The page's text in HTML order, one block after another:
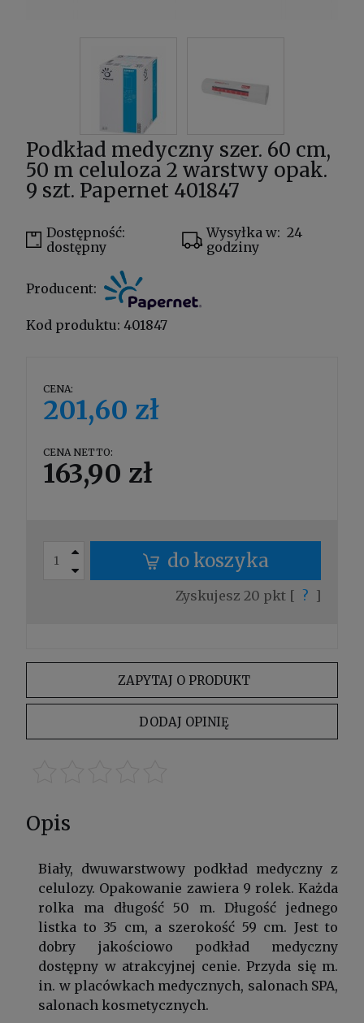
Podkład medyczny szer. 60 cm,
50 m celuloza 2 warstwy opak.
9 szt. Papernet 401847
Dostępność:
dostępny
Wysyłka w: 24
godziny
Producent:
Kod produktu: 401847
CENA:
201,60 zł
CENA NETTO:
163,90 zł
do koszyka
Zyskujesz 20 pkt [ ? ]
ZAPYTAJ O PRODUKT
DODAJ OPINIĘ
Opis
Biały, dwuwarstwowy podkład medyczny z
celulozy. Opakowanie zawiera 9 rolek. Każda
rolka ma długość 50 m. Długość jednego
listka to 35 cm, a szerokość 59 cm. Jest to
dobry jakościowo podkład medyczny
dostępny w atrakcyjnej cenie. Przyda się m.
in. w placówkach medycznych, salonach SPA,
salonach kosmetycznych.